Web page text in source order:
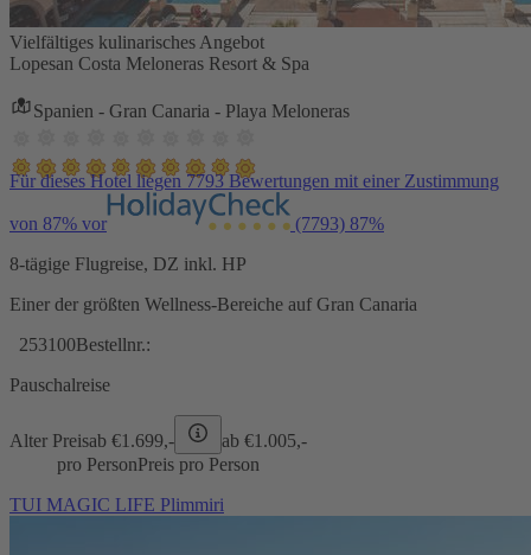
Vielfältiges kulinarisches Angebot
Lopesan Costa Meloneras Resort & Spa
Spanien - Gran Canaria - Playa Meloneras
Für dieses Hotel liegen 7793 Bewertungen mit einer Zustimmung
von 87% vor (7793) 87%
8-tägige Flugreise, DZ inkl. HP
Einer der größten Wellness-Bereiche auf Gran Canaria
253100Bestellnr.:
Pauschalreise
Alter Preisab €1.699,- ab €1.005,-
pro PersonPreis pro Person
TUI MAGIC LIFE Plimmiri